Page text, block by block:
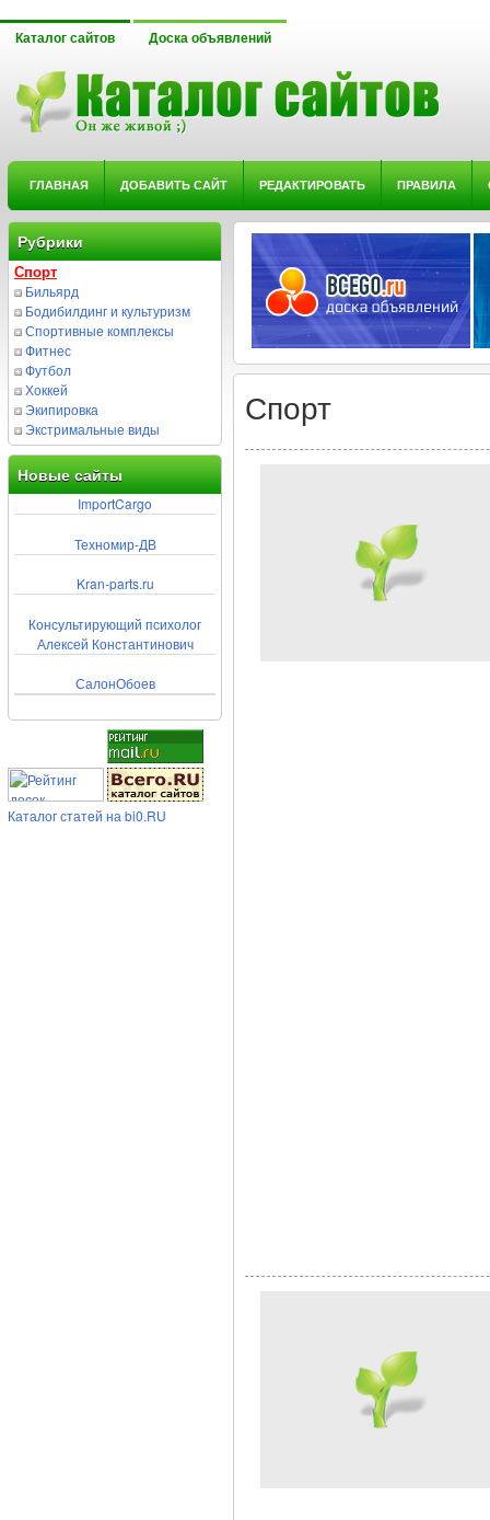
Каталог сайтов Доска объявлений
ГЛАВНАЯ ДОБАВИТЬ САЙТ РЕДАКТИРОВАТЬ ПРАВИЛА
Рубрики
Спорт
Бильярд
Бодибилдинг и культуризм
Спортивные комплексы
Фитнес
Футбол
Хоккей
Экипировка
Экстримальные виды
Новые сайты
ImportCargo
Техномир-ДВ
Kran-parts.ru
Консультирующий психолог
Алексей Константинович
СалонОбоев
Каталог статей на bi0.RU
Спорт